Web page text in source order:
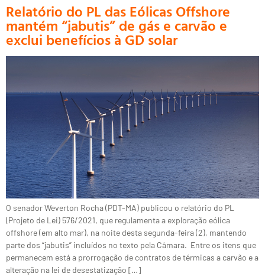
Relatório do PL das Eólicas Offshore
mantém “jabutis” de gás e carvão e
exclui benefícios à GD solar
O senador Weverton Rocha (PDT-MA) publicou o relatório do PL
(Projeto de Lei) 576/2021, que regulamenta a exploração eólica
offshore (em alto mar), na noite desta segunda-feira (2), mantendo
parte dos “jabutis” incluídos no texto pela Câmara. Entre os itens que
permanecem está a prorrogação de contratos de térmicas a carvão e a
alteração na lei de desestatização […]